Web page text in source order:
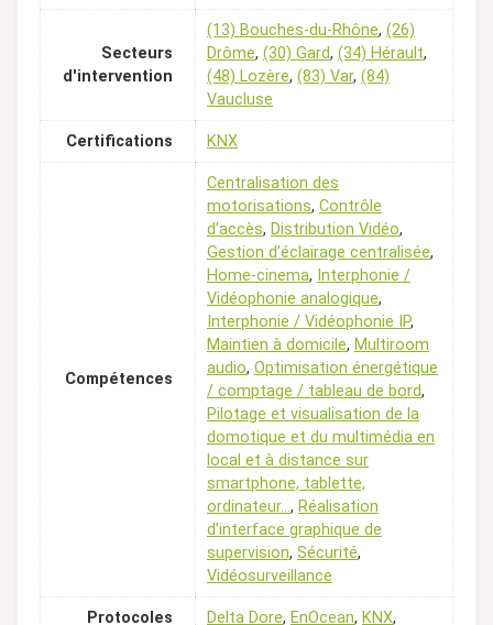
Secteurs
d'intervention
(13) Bouches-du-Rhône, (26)
Drôme, (30) Gard, (34) Hérault,
(48) Lozère, (83) Var, (84)
Vaucluse
Certifications KNX
Compétences
Centralisation des
motorisations, Contrôle
d’accès, Distribution Vidéo,
Gestion d’éclairage centralisée,
Home-cinema, Interphonie /
Vidéophonie analogique,
Interphonie / Vidéophonie IP,
Maintien à domicile, Multiroom
audio, Optimisation énergétique
/ comptage / tableau de bord,
Pilotage et visualisation de la
domotique et du multimédia en
local et à distance sur
smartphone, tablette,
ordinateur…, Réalisation
d’interface graphique de
supervision, Sécurité,
Vidéosurveillance
Protocoles Delta Dore, EnOcean, KNX,